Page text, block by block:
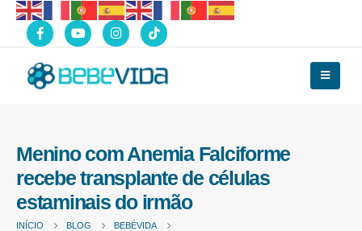
Menino com Anemia Falciforme
recebe transplante de células
estaminais do irmão
INÍCIO BLOG
BEBÉVIDA